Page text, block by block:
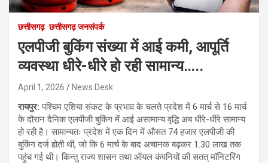
छत्तीसगढ़ छत्तीसगढ़ जनसंपर्क
एलपीजी बुकिंग संख्या में आई कमी, आपूर्ति
व्यवस्था धीरे-धीरे हो रही सामान्य…..
April 1, 2026 News Desk
रायपुर:पश्चिम एशिया संकट के प्रभाव के चलते प्रदेश में 6 मार्च से 16 मार्च
के दौरान दैनिक एलपीजी बुकिंग में आई असामान्य वृद्धि अब धीरे-धीरे सामान्य
हो रही है। सामान्यतः प्रदेश में एक दिन में औसत 74 हजार एलपीजी की
बुकिंग दर्ज होती थी, जो कि 6 मार्च के बाद अचानक बढ़कर 1.30 लाख तक
पहुंच गई थी। किन्तु राज्य शासन तथा ऑयल कंपनियों की सतत् मॉनिटरिंग